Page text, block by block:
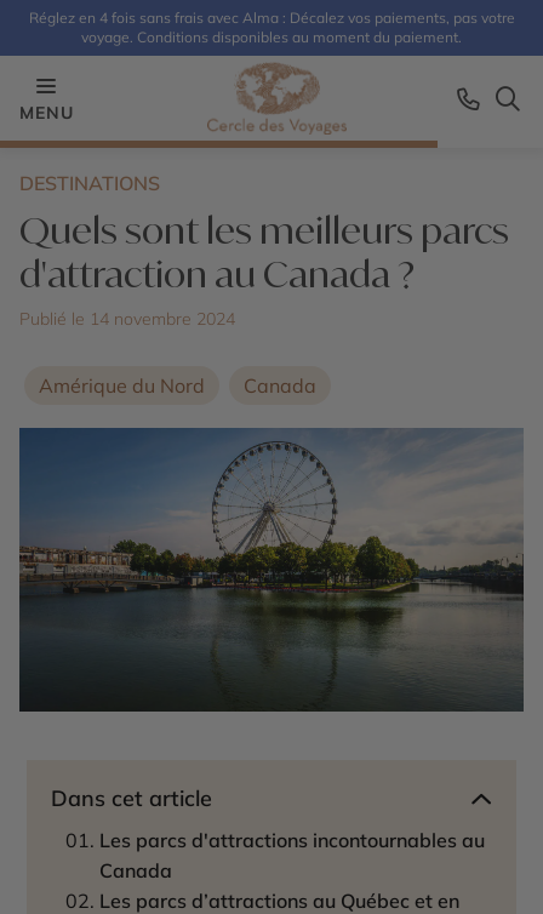
Réglez en 4 fois sans frais avec Alma : Décalez vos paiements, pas votre
voyage. Conditions disponibles au moment du paiement.
MENU
DESTINATIONS
Quels sont les meilleurs parcs
d'attraction au Canada ?
Publié le 14 novembre 2024
Amérique du Nord Canada
Dans cet article
Les parcs d'attractions incontournables au
Canada
Les parcs d’attractions au Québec et en